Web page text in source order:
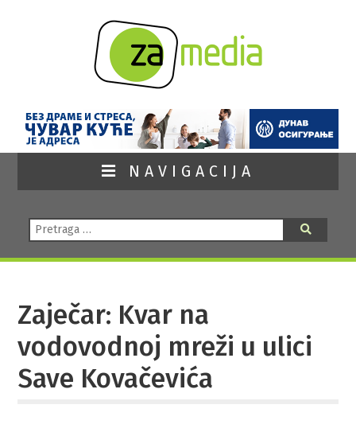
NAVIGACIJA
Pretraga:
Zaječar: Kvar na
vodovodnoj mreži u ulici
Save Kovačevića